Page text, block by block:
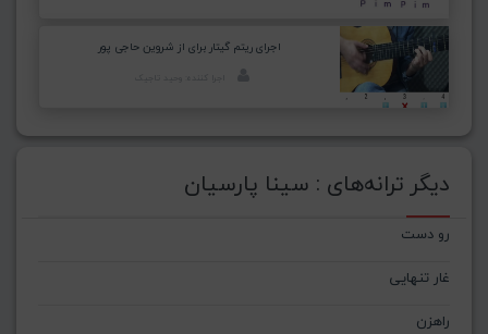
اجرای ریتم گیتار برای از شروین حاجی پور
دیگر ترانه‌های : سینا پارسیان
رو دست
غار تنهایی
راهزن